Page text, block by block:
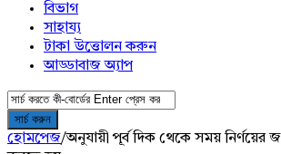
বিভাগ
সাহায্য
টাকা উত্তোলন করুন
আড্ডাবাজ অ্যাপ
হোমপেজ/অনুযায়ী পূর্ব দিক থেকে সময়